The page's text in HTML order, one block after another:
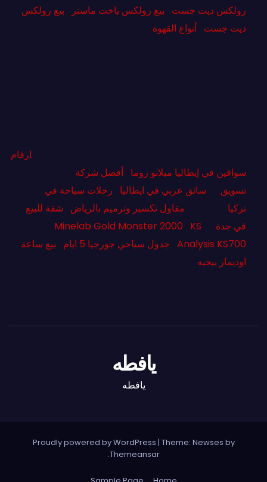
رولكس ديت جست
بيع رولكس ياخت ماستر
بيع رولكس
ديت جست أنواع القهوة
ارقام
سواقين في إيطاليا ميلانو روما أفضل شركة
تسويق
سائق عربي في ايطاليا
رحلات سياحة في
تركيا
مقاول تكسير وترميم بالرياض
شقة للبيع
في جدة
Minelab Gold Monster 2000
KS
Analysis KS700 جدول سياحي جورجيا 5 ايام
بيع ساعة
اوديمار بيجيه
يافطه
يافطه
Proudly powered by WordPress | Theme: Newses by
Themeansar
.